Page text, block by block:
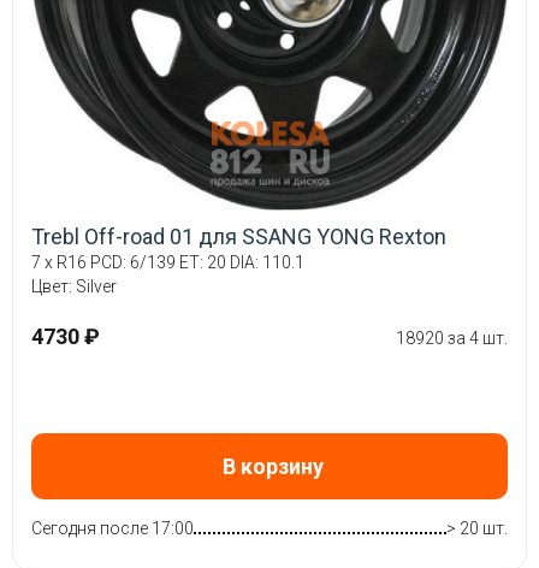
Trebl Off-road 01 для SSANG YONG Rexton
7 x R16 PCD: 6/139 ET: 20 DIA: 110.1
Цвет: Silver
4730 ₽ 18920 за 4 шт.
В корзину
Сегодня после 17:00 > 20 шт.